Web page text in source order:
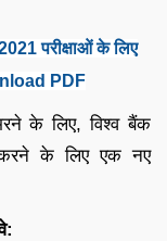
परीक्षाओं के लिए
PDF
के लिए, विश्व बैंक
के लिए एक नए